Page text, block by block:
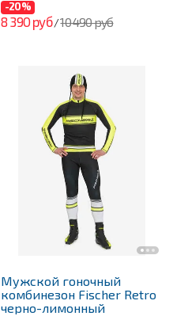
-20%
8 390 руб/10 490 руб
Мужской гоночный
комбинезон Fischer Retro
черно-лимонный